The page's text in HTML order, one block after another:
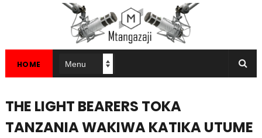
HOME
THE LIGHT BEARERS TOKA
TANZANIA WAKIWA KATIKA UTUME